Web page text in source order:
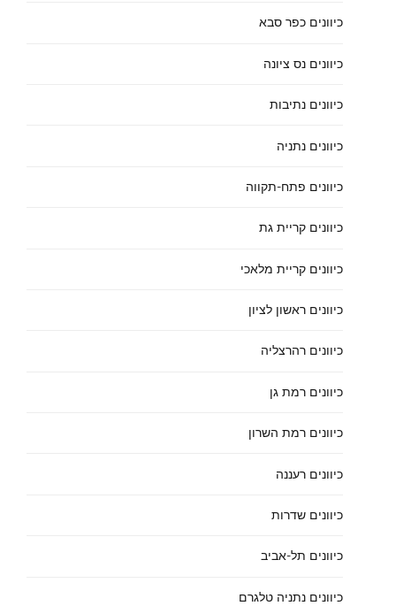
כיוונים כפר סבא
כיוונים נס ציונה
כיוונים נתיבות
כיוונים נתניה
כיוונים פתח-תקווה
כיוונים קריית גת
כיוונים קריית מלאכי
כיוונים ראשון לציון
כיוונים רהרצליה
כיוונים רמת גן
כיוונים רמת השרון
כיוונים רעננה
כיוונים שדרות
כיוונים תל-אביב
כיוונים נתניה טלגרם